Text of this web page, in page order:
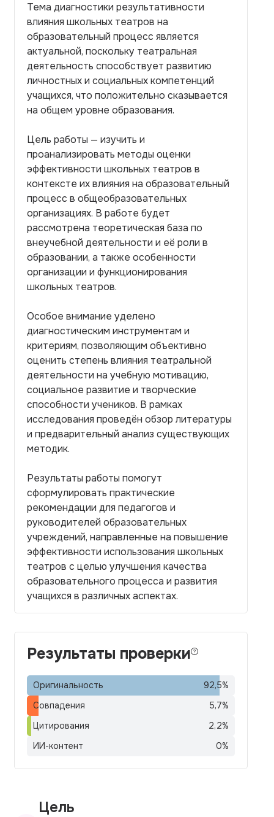
Тема диагностики результативности
влияния школьных театров на
образовательный процесс является
актуальной, поскольку театральная
деятельность способствует развитию
личностных и социальных компетенций
учащихся, что положительно сказывается
на общем уровне образования.
Цель работы — изучить и
проанализировать методы оценки
эффективности школьных театров в
контексте их влияния на образовательный
процесс в общеобразовательных
организациях. В работе будет
рассмотрена теоретическая база по
внеучебной деятельности и её роли в
образовании, а также особенности
организации и функционирования
школьных театров.
Особое внимание уделено
диагностическим инструментам и
критериям, позволяющим объективно
оценить степень влияния театральной
деятельности на учебную мотивацию,
социальное развитие и творческие
способности учеников. В рамках
исследования проведён обзор литературы
и предварительный анализ существующих
методик.
Результаты работы помогут
сформулировать практические
рекомендации для педагогов и
руководителей образовательных
учреждений, направленные на повышение
эффективности использования школьных
театров с целью улучшения качества
образовательного процесса и развития
учащихся в различных аспектах.
Результаты проверки
Оригинальность 92,5%
Совпадения
5,7%
Цитирования
2,2%
ИИ-контент
0%
Цель